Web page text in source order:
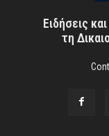
Ειδήσεις
τη